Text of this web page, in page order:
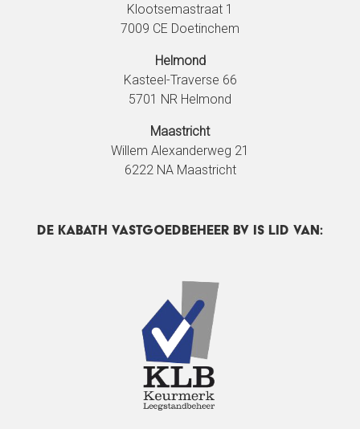
Klootsemastraat 1
7009 CE Doetinchem
Helmond
Kasteel-Traverse 66
5701 NR Helmond
Maastricht
Willem Alexanderweg 21
6222 NA Maastricht
DE Kabath Vastgoedbeheer BV IS LID VAN: